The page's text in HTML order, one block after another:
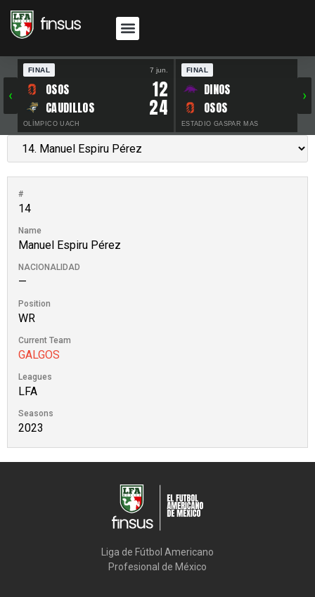
‹
FINAL 7 jun.
OSOS 12
CAUDILLOS 24
OLÍMPICO UACH
FINAL
DINOS
OSOS
ESTADIO GASPAR MAS
›
#
14
Name
Manuel Espiru Pérez
NACIONALIDAD
—
Position
WR
Current Team
GALGOS
Leagues
LFA
Seasons
2023
Liga de Fútbol Americano
Profesional de México